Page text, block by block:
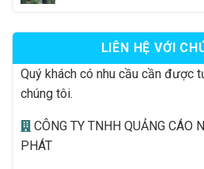
LIÊN HỆ VỚI
Quý khách có nhu cầu cần được
chúng tôi.
CÔNG TY TNHH QUẢNG CÁO
PHÁT